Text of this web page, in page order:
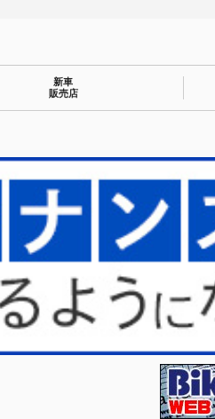
新車
販売店